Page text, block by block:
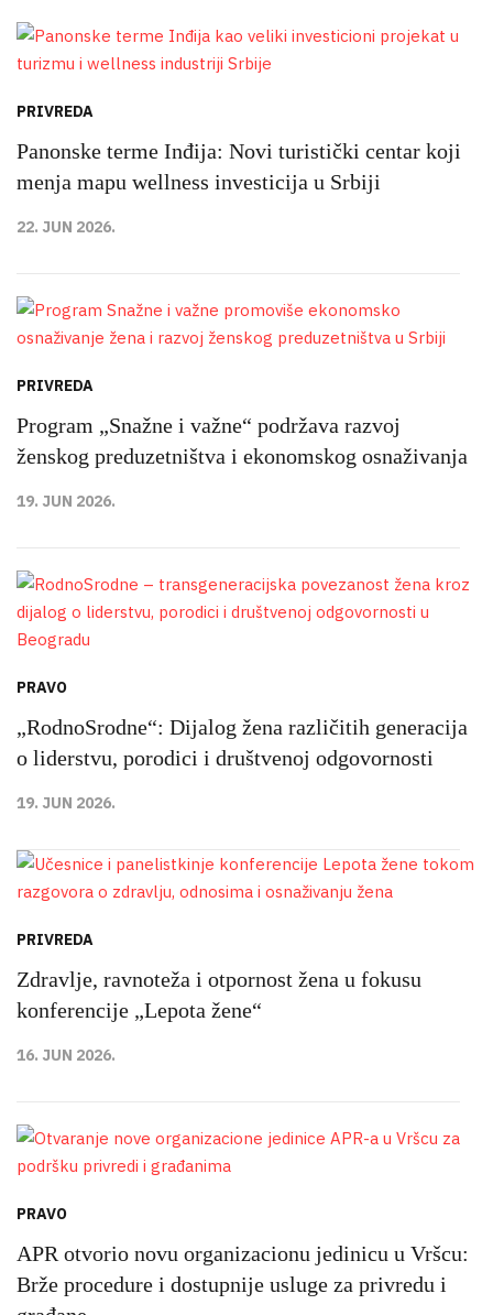
PRIVREDA
Panonske terme Inđija: Novi turistički centar koji
menja mapu wellness investicija u Srbiji
22. JUN 2026.
PRIVREDA
Program „Snažne i važne“ podržava razvoj
ženskog preduzetništva i ekonomskog osnaživanja
19. JUN 2026.
PRAVO
„RodnoSrodne“: Dijalog žena različitih generacija
o liderstvu, porodici i društvenoj odgovornosti
19. JUN 2026.
PRIVREDA
Zdravlje, ravnoteža i otpornost žena u fokusu
konferencije „Lepota žene“
16. JUN 2026.
PRAVO
APR otvorio novu organizacionu jedinicu u Vršcu:
Brže procedure i dostupnije usluge za privredu i